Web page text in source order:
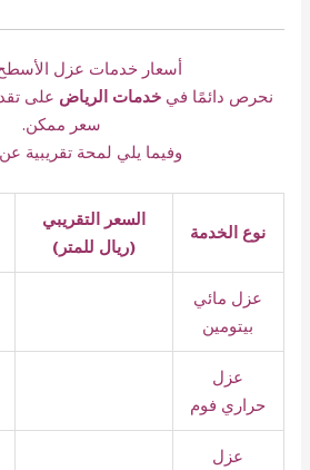
أسعار خدمات عزل الأسطح
نحرص دائمًا فيخدمات الرياض على
سعر ممكن.
وفيما يلي لمحة تقريبية
نوع الخدمة
السعر التقريبي
(ريال للمتر)
عزل مائي
بيتومين
عزل
حراري فوم
عزل